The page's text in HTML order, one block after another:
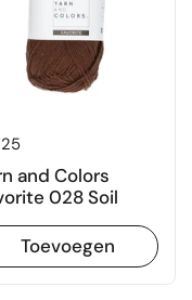
and Colors
028 Soil
Toevoegen